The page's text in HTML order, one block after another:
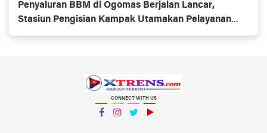
Penyaluran BBM di Ogomas Berjalan Lancar,
Stasiun Pengisian Kampak Utamakan Pelayanan
Sesuai Aturan
CONNECT WITH US